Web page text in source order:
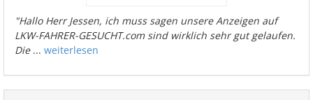
"Hallo Herr Jessen, ich muss sagen unsere Anzeigen auf
LKW-FAHRER-GESUCHT.com sind wirklich sehr gut gelaufen.
Die... weiterlesen